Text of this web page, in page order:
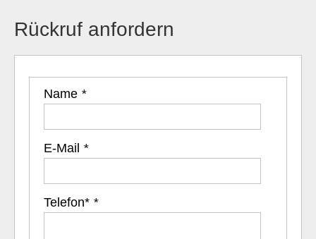
Rückruf anfordern
Name *
E-Mail *
Telefon* *